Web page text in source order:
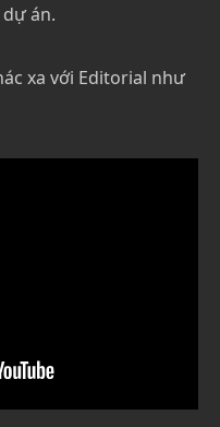
án.
xa với Editorial như